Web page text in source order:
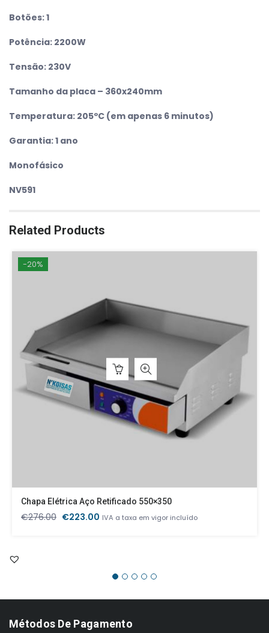
Botões: 1
Potência: 2200W
Tensão: 230V
Tamanho da placa – 360x240mm
Temperatura: 205ºC (em apenas 6 minutos)
Garantia: 1 ano
Monofásico
NV591
Related Products
-20%
Chapa Elétrica Aço Retificado 550×350
€276.00 O
€223.00 O
IVA a taxa em vigor incluído
Métodos De Pagamento